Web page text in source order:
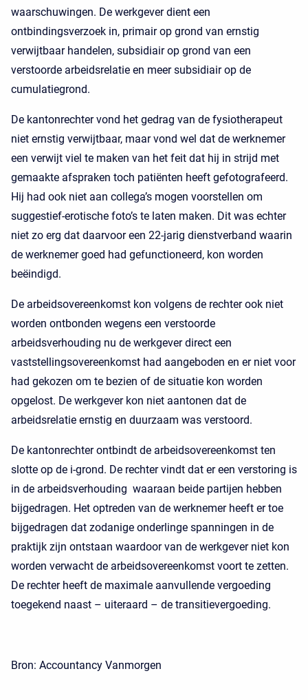
waarschuwingen. De werkgever dient een
ontbindingsverzoek in, primair op grond van ernstig
verwijtbaar handelen, subsidiair op grond van een
verstoorde arbeidsrelatie en meer subsidiair op de
cumulatiegrond.
De kantonrechter vond het gedrag van de fysiotherapeut
niet ernstig verwijtbaar, maar vond wel dat de werknemer
een verwijt viel te maken van het feit dat hij in strijd met
gemaakte afspraken toch patiënten heeft gefotografeerd.
Hij had ook niet aan collega’s mogen voorstellen om
suggestief-erotische foto’s te laten maken. Dit was echter
niet zo erg dat daarvoor een 22-jarig dienstverband waarin
de werknemer goed had gefunctioneerd, kon worden
beëindigd.
De arbeidsovereenkomst kon volgens de rechter ook niet
worden ontbonden wegens een verstoorde
arbeidsverhouding nu de werkgever direct een
vaststellingsovereenkomst had aangeboden en er niet voor
had gekozen om te bezien of de situatie kon worden
opgelost. De werkgever kon niet aantonen dat de
arbeidsrelatie ernstig en duurzaam was verstoord.
De kantonrechter ontbindt de arbeidsovereenkomst ten
slotte op de i-grond. De rechter vindt dat er een verstoring is
in de arbeidsverhouding waaraan beide partijen hebben
bijgedragen. Het optreden van de werknemer heeft er toe
bijgedragen dat zodanige onderlinge spanningen in de
praktijk zijn ontstaan waardoor van de werkgever niet kon
worden verwacht de arbeidsovereenkomst voort te zetten.
De rechter heeft de maximale aanvullende vergoeding
toegekend naast – uiteraard – de transitievergoeding.
Bron: Accountancy Vanmorgen